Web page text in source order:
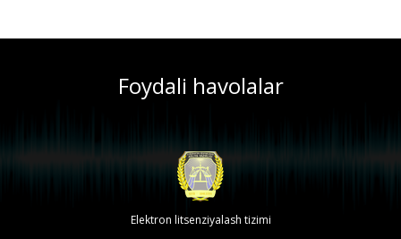
Foydali havolalar
Elektron litsenziyalash tizimi